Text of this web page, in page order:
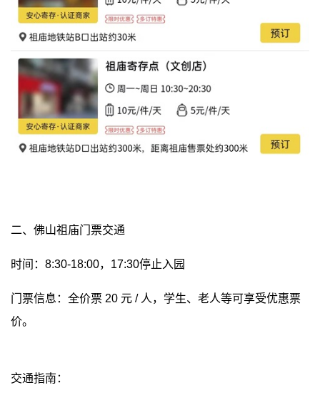
二、佛山祖庙门票交通
时间：8:30-18:00，17:30停止入园
门票信息：全价票 20 元 / 人，学生、老人等可享受优惠票
价。
交通指南：